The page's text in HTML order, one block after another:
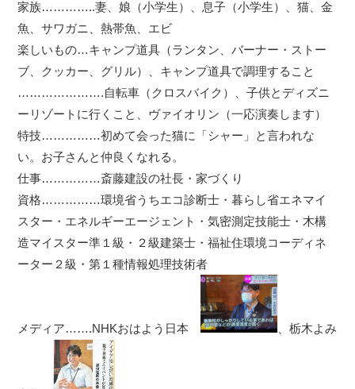
家族…………..妻、娘（小学生）、息子（小学生）、猫、金
魚、サワガニ、熱帯魚、エビ
楽しいもの…キャンプ道具（ランタン、バーナー・ストー
ブ、クッカー、グリル）、キャンプ道具で調理すること
………………….自転車（クロスバイク）、子供とディズニ
ーリゾートに行くこと、ヴァイオリン（一応演奏します）
特技……………初めて会った猫に「シャー」と言われな
い。お子さんと仲良くなれる。
仕事……………斎藤建設の社長・家づくり
資格……………環境省うちエコ診断士・暮らし省エネマイ
スター・エネルギーエージェント・気密測定技能士・木構
造マイスター準１級・２級建築士・福祉住環境コーディネ
ーター２級・第１種情報処理技術者
メディア…….NHKおはよう日本 、栃木よみ